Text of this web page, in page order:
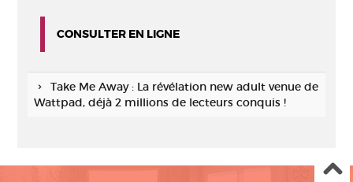
CONSULTER EN LIGNE
Take Me Away : La révélation new adult venue de
Wattpad, déjà 2 millions de lecteurs conquis !